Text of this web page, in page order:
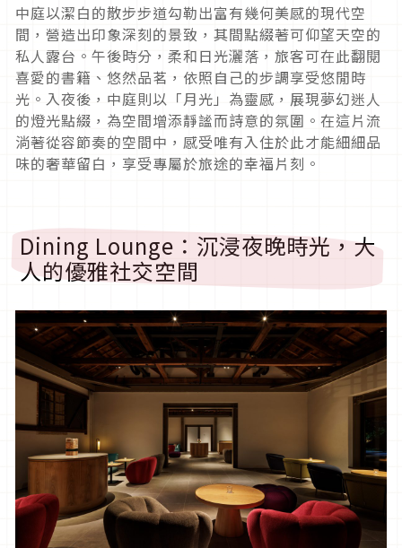
中庭以潔白的散步步道勾勒出富有幾何美感的現代空
間，營造出印象深刻的景致，其間點綴著可仰望天空的
私人露台。午後時分，柔和日光灑落，旅客可在此翻閱
喜愛的書籍、悠然品茗，依照自己的步調享受悠閒時
光。入夜後，中庭則以「月光」為靈感，展現夢幻迷人
的燈光點綴，為空間增添靜謐而詩意的氛圍。在這片流
淌著從容節奏的空間中，感受唯有入住於此才能細細品
味的奢華留白，享受專屬於旅途的幸福片刻。
Dining Lounge：沉浸夜晚時光，大
人的優雅社交空間